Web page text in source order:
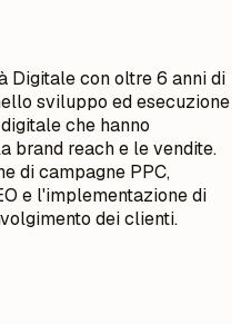
Digitale con oltre 6 anni di
sviluppo ed esecuzione
che hanno
brand reach e le vendite.
di campagne PPC,
e l'implementazione di
dei clienti.